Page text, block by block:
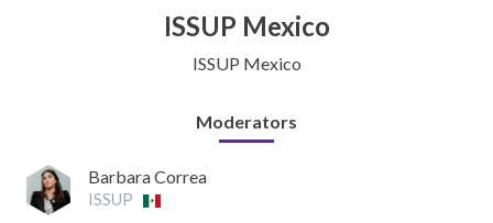
ISSUP Mexico
ISSUP Mexico
Moderators
Barbara Correa
ISSUP